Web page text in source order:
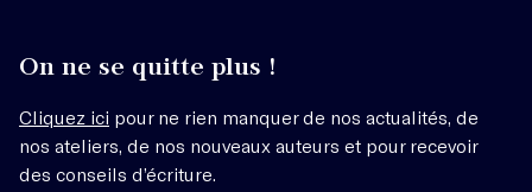
On ne se quitte plus !
Cliquez ici pour ne rien manquer de nos actualités, de
nos ateliers, de nos nouveaux auteurs et pour recevoir
des conseils d’écriture.